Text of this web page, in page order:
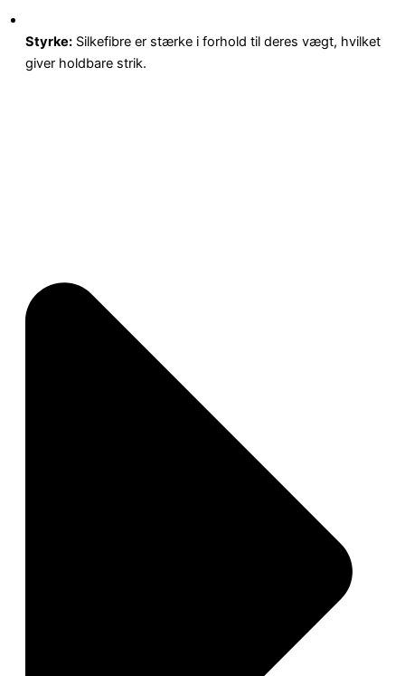
Styrke: Silkefibre er stærke i forhold til deres vægt, hvilket
giver holdbare strik.